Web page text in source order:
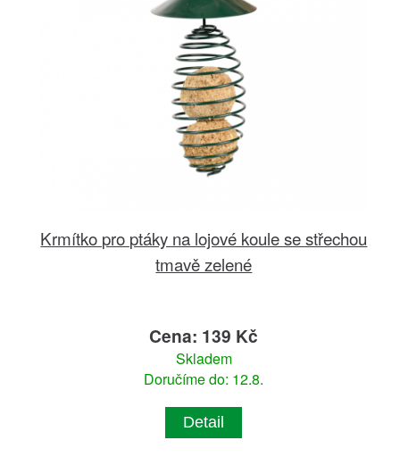
Krmítko pro ptáky na lojové koule se střechou
tmavě zelené
Cena: 139 Kč
Skladem
Doručíme do: 12.8.
Detail